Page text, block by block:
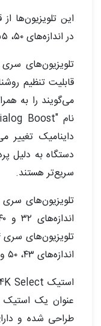
در اندازه‌های ۵۰، ۵۵، ۶۵ و ۷۵ اینچ عرضه می‌شوند.
می‌گویند را به
داینامیک
سریع‌تر هستند.
اندازه‌های ۴۳، ۵۰ و ۵۵ اینچ ارائه می‌شوند.